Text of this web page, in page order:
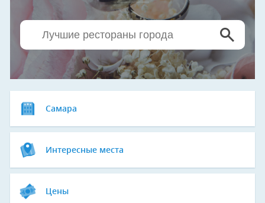
Самара
Интересные места
Цены